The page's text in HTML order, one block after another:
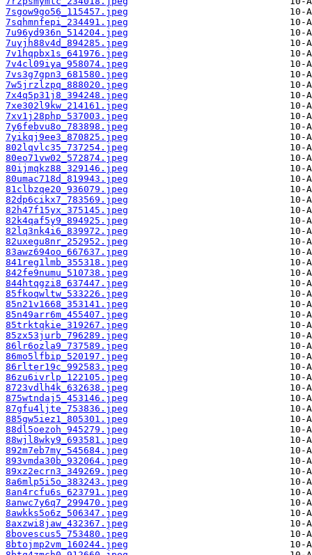
7sgow9go56_115457.jpeg
7sqhmnfepi_234491.jpeg
7u96yd936n_514204.jpeg
7uyjh88v4d_894285.jpeg
7v1hqpbx1s_641976.jpeg
7v4cl09iya_958074.jpeg
7vs3g7gpn3_681580.jpeg
7w5jrzlzpq_888020.jpeg
7x4q5p31j8_394248.jpeg
7xe302l9kw_214161.jpeg
7xv1j28php_537003.jpeg
7y6febvu8o_783898.jpeg
7yikqj9ee3_870825.jpeg
802lqvlc35_737254.jpeg
80eo71vw02_572874.jpeg
80ijmqkz88_329146.jpeg
80umac718d_819943.jpeg
81clbzqe20_936079.jpeg
82dp6cikx7_783569.jpeg
82h47f15yx_375145.jpeg
82k4qaf5y9_894925.jpeg
82lq3nk4i6_839972.jpeg
82uxegu8nr_252952.jpeg
83awz694oo_667637.jpeg
841reg1lmb_355318.jpeg
842fe9numu_510738.jpeg
844htqgzi8_637447.jpeg
85fkoqwltw_533226.jpeg
85n21v1668_353141.jpeg
85n49arr6m_455407.jpeg
85trktqkie_319267.jpeg
85zx53jurb_796289.jpeg
86lr6ozla9_737589.jpeg
86mo5lfbip_520197.jpeg
86rlter19c_992583.jpeg
86zu6ivrlp_122105.jpeg
8723vdlh4k_632638.jpeg
875wtndaj5_453146.jpeg
87gfu4ljte_753836.jpeg
885gw5iez1_805301.jpeg
88dl5oezoh_945279.jpeg
88wjl8wky9_693581.jpeg
892m7eb7my_545684.jpeg
893vmda30b_932064.jpeg
89xz2ecrn3_349269.jpeg
8a6mlp5i5o_383243.jpeg
8an4rcfu6s_623791.jpeg
8anwc7y6q7_299470.jpeg
8awkks5o6z_506347.jpeg
8axzwi8jaw_432367.jpeg
8bovescus5_753480.jpeg
8btojmp2vm_160244.jpeg